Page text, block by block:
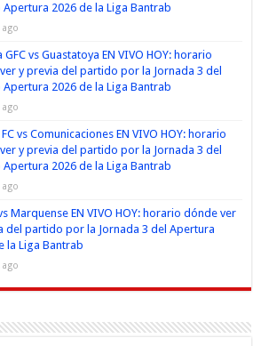
Apertura 2026 de la Liga Bantrab
ago
GFC vs Guastatoya EN VIVO HOY: horario
y previa del partido por la Jornada 3 del
Apertura 2026 de la Liga Bantrab
ago
vs Comunicaciones EN VIVO HOY: horario
y previa del partido por la Jornada 3 del
Apertura 2026 de la Liga Bantrab
ago
Marquense EN VIVO HOY: horario dónde ver
del partido por la Jornada 3 del Apertura
la Liga Bantrab
ago